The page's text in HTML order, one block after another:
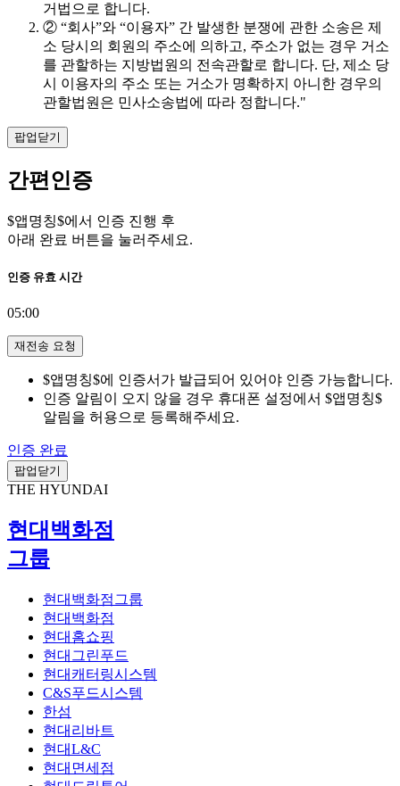
거법으로 합니다.
② “회사”와 “이용자” 간 발생한 분쟁에 관한 소송은 제
소 당시의 회원의 주소에 의하고, 주소가 없는 경우 거소
를 관할하는 지방법원의 전속관할로 합니다. 단, 제소 당
시 이용자의 주소 또는 거소가 명확하지 아니한 경우의
관할법원은 민사소송법에 따라 정합니다."
팝업닫기
간편인증
$앱명칭$에서 인증 진행 후
아래 완료 버튼을 눌러주세요.
인증 유효 시간
05:00
재전송 요청
$앱명칭$에 인증서가 발급되어 있어야 인증 가능합니다.
인증 알림이 오지 않을 경우 휴대폰 설정에서 $앱명칭$
알림을 허용으로 등록해주세요.
인증 완료
팝업닫기
THE HYUNDAI
현대백화점
그룹
현대백화점그룹
현대백화점
현대홈쇼핑
현대그린푸드
현대캐터링시스템
C&S푸드시스템
한섬
현대리바트
현대L&C
현대면세점